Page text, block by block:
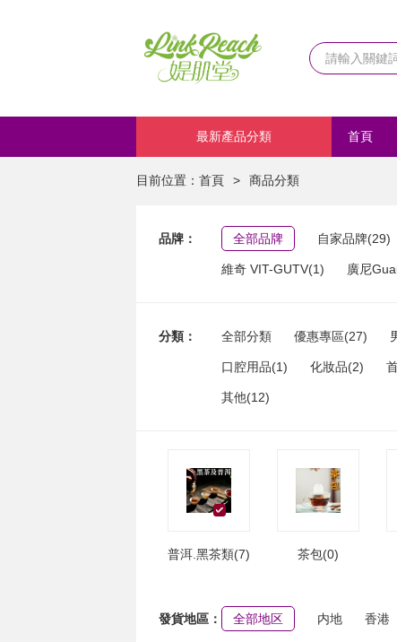
最新產品分類 首頁
目前位置： 首頁 > 商品分類
品牌： 全部品牌 自家品牌(29)
維奇 VIT-GUTV(1) 廣尼
分類： 全部分類 優惠專區(27)
口腔用品(1) 化妝品(2)
其他(12)
普洱.黑茶類(7) 茶包(0)
發貨地區： 全部地区 内地 香港